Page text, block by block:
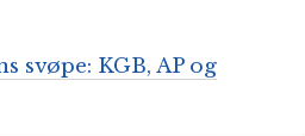
svøpe: KGB, AP og